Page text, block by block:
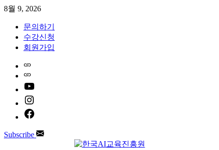
Skip
content
8월 9, 2026
문의하기
수강신청
회원가입
Subscribe